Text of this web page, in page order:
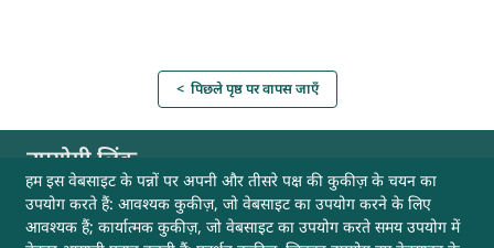
हम इस वेबसाइट के पन्नों पर अपनी और तीसरे पक्ष की कुकीज़ के चयन का
उपयोग करते हैं: आवश्यक कुकीज़, जो वेबसाइट का उपयोग करने के लिए
आवश्यक हैं; कार्यात्मक कुकीज़, जो वेबसाइट का उपयोग करते समय उपयोग में
< पिछले पृष्ठ पर वापस जाएँ
उपयोगी लिंक
अभिलेखागार